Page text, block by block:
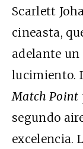
Scarlett
cineasta,
adelante
lucimiento.
Match Point
segundo
excelencia.